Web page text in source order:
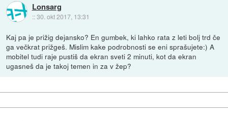
Lonsarg
::30. okt 2017, 13:31
Kaj pa je prižig dejansko? En gumbek, ki lahko rata z leti bolj trd če
ga večkrat prižgeš. Mislim kake podrobnosti se eni sprašujete:) A
mobitel tudi raje pustiš da ekran sveti 2 minuti, kot da ekran
ugasneš da je takoj temen in za v žep?